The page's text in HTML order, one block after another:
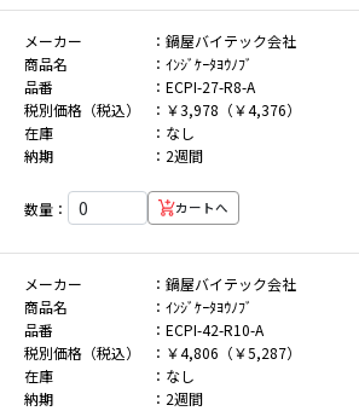
メーカー
鍋屋バイテック会社
商品名
ｲﾝｼﾞｹｰﾀﾖｳﾉﾌﾞ
品番
ECPI-27-R8-A
税別価格（税込）
￥3,978（￥4,376）
在庫
なし
納期
2週間
数量： カートへ
メーカー
鍋屋バイテック会社
商品名
ｲﾝｼﾞｹｰﾀﾖｳﾉﾌﾞ
品番
ECPI-42-R10-A
税別価格（税込）
￥4,806（￥5,287）
在庫
なし
納期
2週間